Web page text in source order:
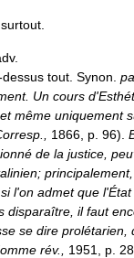
tout. Synon.
Un cours
même uniquement
1866, p. 96).
de la justice,
l'on admet que
disparaître, il faut
se dire prolétarien,
rév., 1951, p.